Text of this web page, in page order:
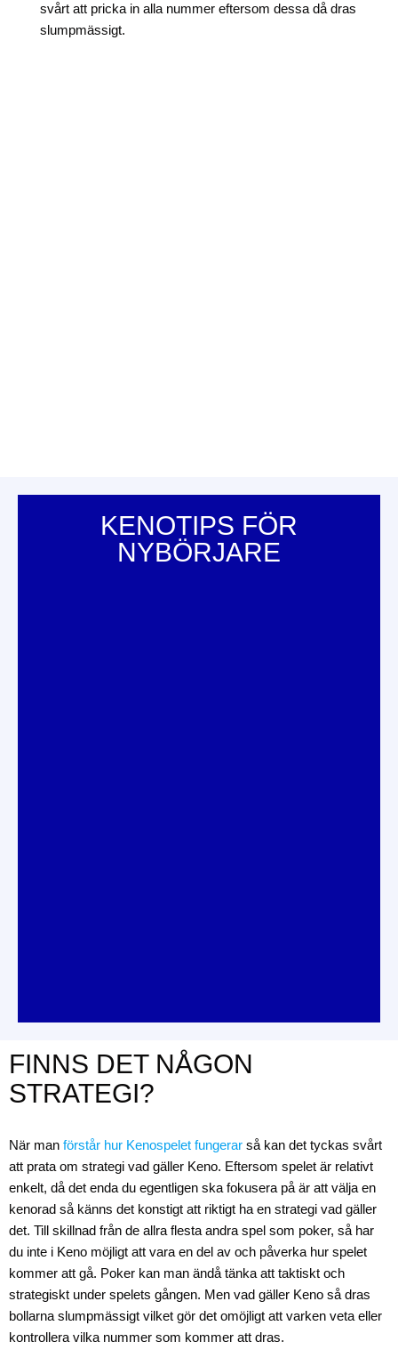
svårt att pricka in alla nummer eftersom dessa då dras
slumpmässigt.
KENOTIPS FÖR
NYBÖRJARE
FINNS DET NÅGON
STRATEGI?
När man förstår hur Kenospelet fungerar så kan det tyckas svårt
att prata om strategi vad gäller Keno. Eftersom spelet är relativt
enkelt, då det enda du egentligen ska fokusera på är att välja en
kenorad så känns det konstigt att riktigt ha en strategi vad gäller
det. Till skillnad från de allra flesta andra spel som poker, så har
du inte i Keno möjligt att vara en del av och påverka hur spelet
kommer att gå. Poker kan man ändå tänka att taktiskt och
strategiskt under spelets gången. Men vad gäller Keno så dras
bollarna slumpmässigt vilket gör det omöjligt att varken veta eller
kontrollera vilka nummer som kommer att dras.